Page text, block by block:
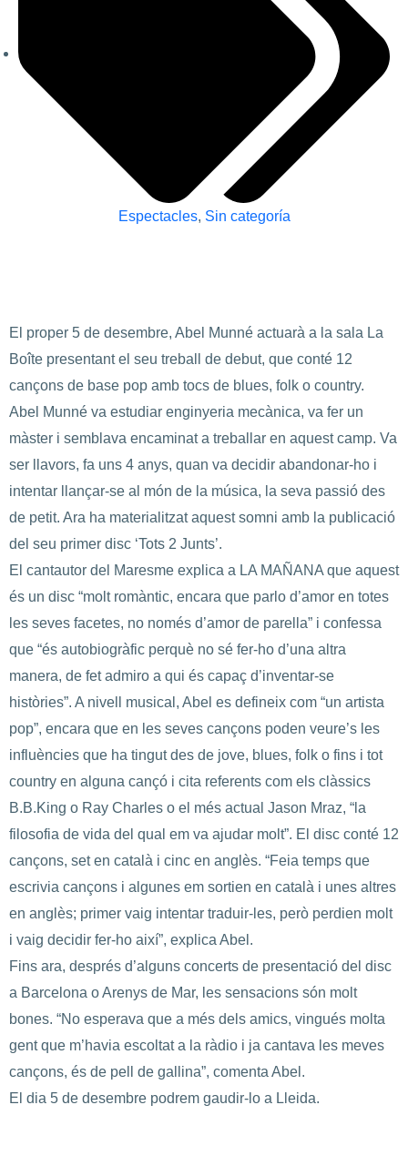
Espectacles, Sin categoría
El proper 5 de desembre, Abel Munné actuarà a la sala La
Boîte presentant el seu treball de debut, que conté 12
cançons de base pop amb tocs de blues, folk o country.
Abel Munné va estudiar enginyeria mecànica, va fer un
màster i semblava encaminat a treballar en aquest camp. Va
ser llavors, fa uns 4 anys, quan va decidir abandonar-ho i
intentar llançar-se al món de la música, la seva passió des
de petit. Ara ha materialitzat aquest somni amb la publicació
del seu primer disc ‘Tots 2 Junts’.
El cantautor del Maresme explica a LA MAÑANA que aquest
és un disc “molt romàntic, encara que parlo d’amor en totes
les seves facetes, no només d’amor de parella” i confessa
que “és autobiogràfic perquè no sé fer-ho d’una altra
manera, de fet admiro a qui és capaç d’inventar-se
històries”. A nivell musical, Abel es defineix com “un artista
pop”, encara que en les seves cançons poden veure’s les
influències que ha tingut des de jove, blues, folk o fins i tot
country en alguna cançó i cita referents com els clàssics
B.B.King o Ray Charles o el més actual Jason Mraz, “la
filosofia de vida del qual em va ajudar molt”. El disc conté 12
cançons, set en català i cinc en anglès. “Feia temps que
escrivia cançons i algunes em sortien en català i unes altres
en anglès; primer vaig intentar traduir-les, però perdien molt
i vaig decidir fer-ho així”, explica Abel.
Fins ara, després d’alguns concerts de presentació del disc
a Barcelona o Arenys de Mar, les sensacions són molt
bones. “No esperava que a més dels amics, vingués molta
gent que m’havia escoltat a la ràdio i ja cantava les meves
cançons, és de pell de gallina”, comenta Abel.
El dia 5 de desembre podrem gaudir-lo a Lleida.